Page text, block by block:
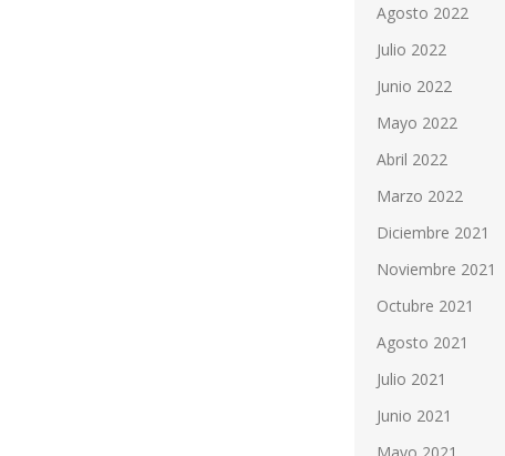
Agosto 2022
Julio 2022
Junio 2022
Mayo 2022
Abril 2022
Marzo 2022
Diciembre 2021
Noviembre 2021
Octubre 2021
Agosto 2021
Julio 2021
Junio 2021